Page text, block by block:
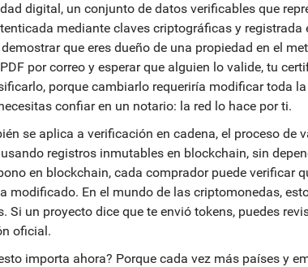
digital, un conjunto de datos verificables que
mediante claves criptográficas y registrada
que eres dueño de una propiedad en el
por correo y esperar que alguien lo valide, tu
porque cambiarlo requeriría modificar toda
confiar en un notario: la red lo hace por ti.
se aplica a verificación en cadena, el proceso de
registros inmutables en blockchain, sin
en blockchain, cada comprador puede verificar
modificado. En el mundo de las criptomonedas,
Si un proyecto dice que te envió tokens, puedes
oficial.
importa ahora? Porque cada vez más países y